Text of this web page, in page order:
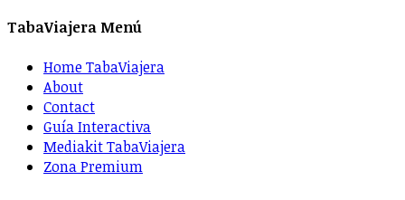
TabaViajera Menú
Home TabaViajera
About
Contact
Guía Interactiva
Mediakit TabaViajera
Zona Premium